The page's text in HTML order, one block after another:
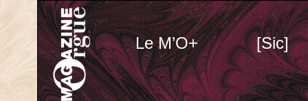
Le M’O+ [Sic]